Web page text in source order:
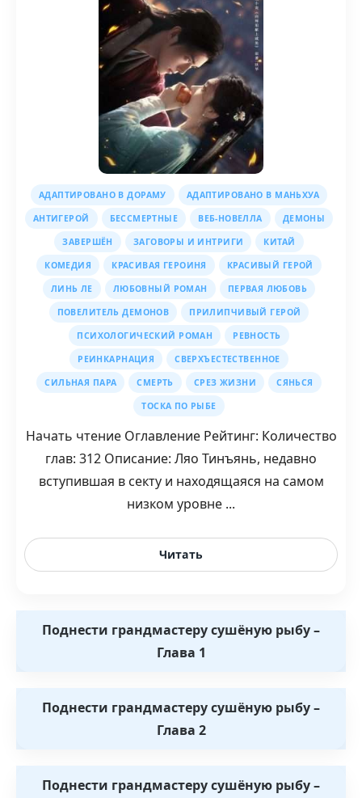
АДАПТИРОВАНО В ДОРАМУ АДАПТИРОВАНО В МАНЬХУА
АНТИГЕРОЙ БЕССМЕРТНЫЕ ВЕБ-НОВЕЛЛА ДЕМОНЫ
ЗАВЕРШЁН ЗАГОВОРЫ И ИНТРИГИ КИТАЙ
КОМЕДИЯ КРАСИВАЯ ГЕРОИНЯ КРАСИВЫЙ ГЕРОЙ
ЛИНЬ ЛЕ ЛЮБОВНЫЙ РОМАН ПЕРВАЯ ЛЮБОВЬ
ПОВЕЛИТЕЛЬ ДЕМОНОВ ПРИЛИПЧИВЫЙ ГЕРОЙ
ПСИХОЛОГИЧЕСКИЙ РОМАН РЕВНОСТЬ
РЕИНКАРНАЦИЯ СВЕРХЪЕСТЕСТВЕННОЕ
СИЛЬНАЯ ПАРА СМЕРТЬ СРЕЗ ЖИЗНИ СЯНЬСЯ
ТОСКА ПО РЫБЕ
Начать чтение Оглавление Рейтинг: Количество
глав: 312 Описание: Ляо Тинъянь, недавно
вступившая в секту и находящаяся на самом
низком уровне ...
Читать
Поднести грандмастеру сушёную рыбу –
Глава 1
Поднести грандмастеру сушёную рыбу –
Глава 2
Поднести грандмастеру сушёную рыбу –